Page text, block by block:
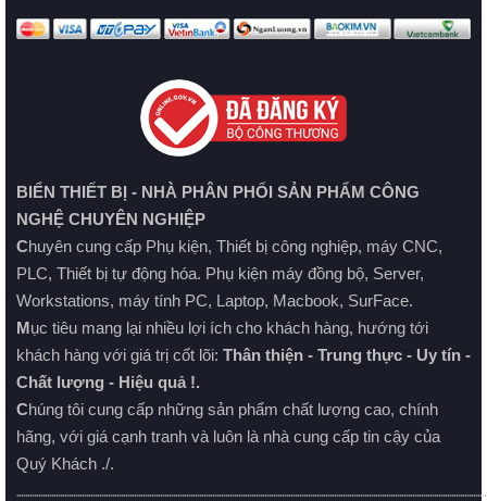
BIỂN THIẾT BỊ - NHÀ PHÂN PHỐI SẢN PHẨM CÔNG
NGHỆ CHUYÊN NGHIỆP
Chuyên cung cấp Phụ kiện, Thiết bị công nghiệp, máy CNC,
PLC, Thiết bị tự động hóa. Phụ kiện máy đồng bộ, Server,
Workstations, máy tính PC, Laptop, Macbook, SurFace.
Mục tiêu mang lại nhiều lợi ích cho khách hàng, hướng tới
khách hàng với giá trị cốt lõi: Thân thiện - Trung thực - Uy tín -
Chất lượng - Hiệu quả !.
Chúng tôi cung cấp những sản phẩm chất lượng cao, chính
hãng, với giá cạnh tranh và luôn là nhà cung cấp tin cậy của
Quý Khách ./.